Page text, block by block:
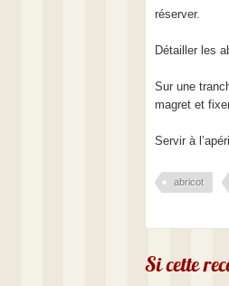
réserver.
Détailler les
Sur une
magret et
Servir à
abricot
Si cette